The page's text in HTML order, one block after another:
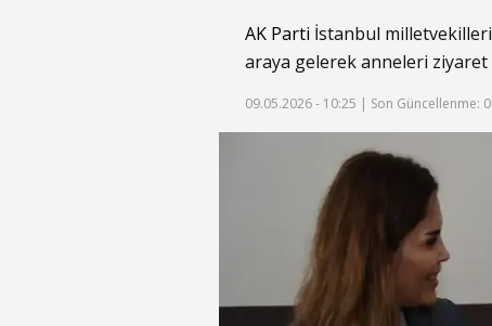
AK Parti İstanbul
araya gelerek anneleri ziyaret
09.05.2026 - 10:25 | Son Güncellenme: